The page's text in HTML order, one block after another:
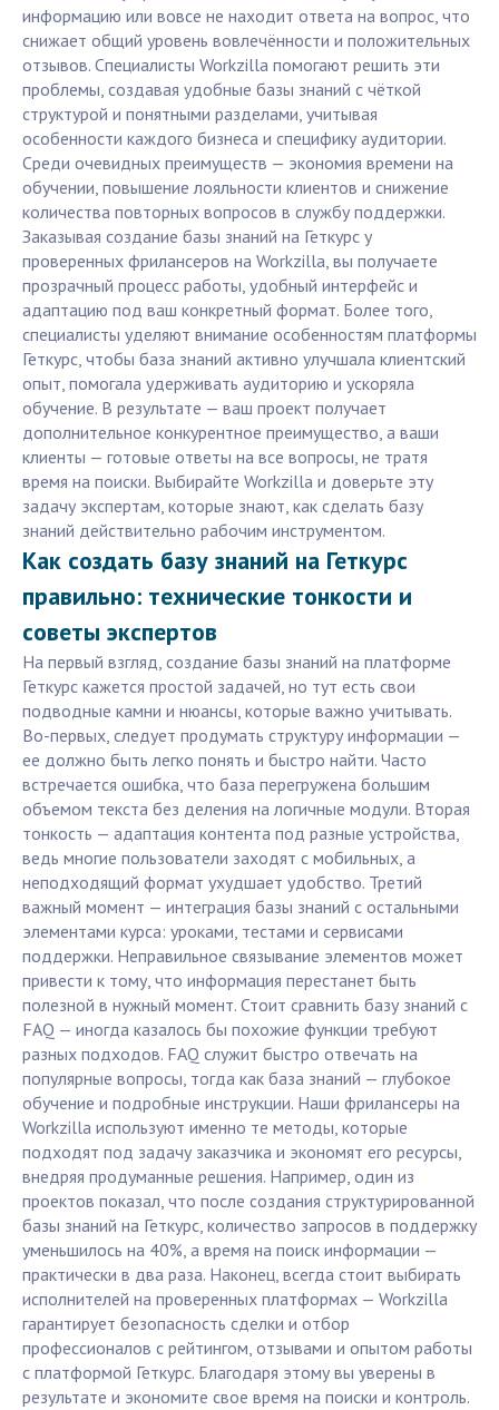
информацию или вовсе не находит ответа на вопрос, что
снижает общий уровень вовлечённости и положительных
отзывов. Специалисты Workzilla помогают решить эти
проблемы, создавая удобные базы знаний с чёткой
структурой и понятными разделами, учитывая
особенности каждого бизнеса и специфику аудитории.
Среди очевидных преимуществ — экономия времени на
обучении, повышение лояльности клиентов и снижение
количества повторных вопросов в службу поддержки.
Заказывая создание базы знаний на Геткурс у
проверенных фрилансеров на Workzilla, вы получаете
прозрачный процесс работы, удобный интерфейс и
адаптацию под ваш конкретный формат. Более того,
специалисты уделяют внимание особенностям платформы
Геткурс, чтобы база знаний активно улучшала клиентский
опыт, помогала удерживать аудиторию и ускоряла
обучение. В результате — ваш проект получает
дополнительное конкурентное преимущество, а ваши
клиенты — готовые ответы на все вопросы, не тратя
время на поиски. Выбирайте Workzilla и доверьте эту
задачу экспертам, которые знают, как сделать базу
знаний действительно рабочим инструментом.
Как создать базу знаний на Геткурс
правильно: технические тонкости и
советы экспертов
На первый взгляд, создание базы знаний на платформе
Геткурс кажется простой задачей, но тут есть свои
подводные камни и нюансы, которые важно учитывать.
Во-первых, следует продумать структуру информации —
ее должно быть легко понять и быстро найти. Часто
встречается ошибка, что база перегружена большим
объемом текста без деления на логичные модули. Вторая
тонкость — адаптация контента под разные устройства,
ведь многие пользователи заходят с мобильных, а
неподходящий формат ухудшает удобство. Третий
важный момент — интеграция базы знаний с остальными
элементами курса: уроками, тестами и сервисами
поддержки. Неправильное связывание элементов может
привести к тому, что информация перестанет быть
полезной в нужный момент. Стоит сравнить базу знаний с
FAQ — иногда казалось бы похожие функции требуют
разных подходов. FAQ служит быстро отвечать на
популярные вопросы, тогда как база знаний — глубокое
обучение и подробные инструкции. Наши фрилансеры на
Workzilla используют именно те методы, которые
подходят под задачу заказчика и экономят его ресурсы,
внедряя продуманные решения. Например, один из
проектов показал, что после создания структурированной
базы знаний на Геткурс, количество запросов в поддержку
уменьшилось на 40%, а время на поиск информации —
практически в два раза. Наконец, всегда стоит выбирать
исполнителей на проверенных платформах — Workzilla
гарантирует безопасность сделки и отбор
профессионалов с рейтингом, отзывами и опытом работы
с платформой Геткурс. Благодаря этому вы уверены в
результате и экономите свое время на поиски и контроль.